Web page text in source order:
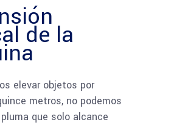
de la
elevar objetos por
metros, no podemos
que solo alcance